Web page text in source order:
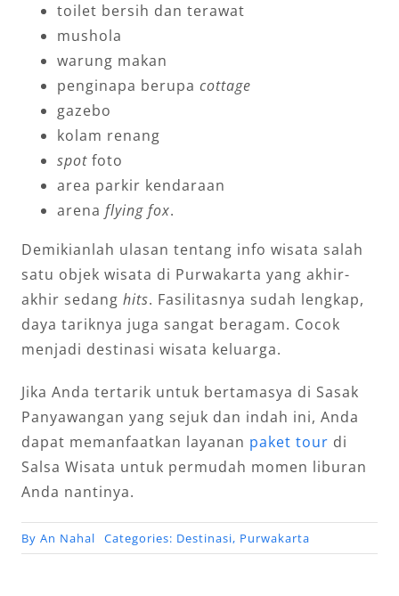
toilet bersih dan terawat
mushola
warung makan
penginapa berupa cottage
gazebo
kolam renang
spotfoto
area parkir kendaraan
arena flying fox.
Demikianlah ulasan tentang info wisata salah
satu objek wisata di Purwakarta yang akhir-
akhir sedang hits. Fasilitasnya sudah lengkap,
daya tariknya juga sangat beragam. Cocok
menjadi destinasi wisata keluarga.
Jika Anda tertarik untuk bertamasya di Sasak
Panyawangan yang sejuk dan indah ini, Anda
dapat memanfaatkan layanan paket tour di
Salsa Wisata untuk permudah momen liburan
Anda nantinya.
By An Nahal Categories: Destinasi, Purwakarta